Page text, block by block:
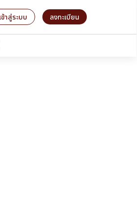
เข้าสู่ระบบ ลงทะเบียน